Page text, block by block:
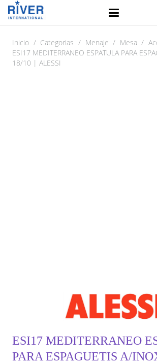
Inicio / Categorias / Menaje / Mesa /
ESI17 MEDITERRANEO ESPATULA PARA
18/10 | ALESSI
ESI17 MEDITERRANEO
PARA ESPAGUETIS A/